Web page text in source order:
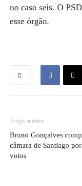
no caso seis. O
esse órgão.
Artigo anterior
Bruno Gonçalves
câmara de Santiago
votos